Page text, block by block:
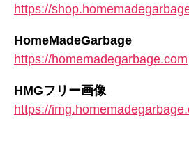
https://
HomeMadeGarbage
https://homemadegarbage.com
HMGフリー画像
https://